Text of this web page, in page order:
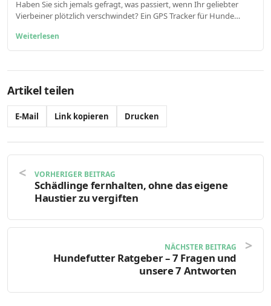
Haben Sie sich jemals gefragt, was passiert, wenn Ihr geliebter
Vierbeiner plötzlich verschwindet? Ein GPS Tracker für Hunde…
Weiterlesen
Artikel teilen
E-Mail Link kopieren Drucken
VORHERIGER BEITRAG
Schädlinge fernhalten, ohne das eigene
Haustier zu vergiften
NÄCHSTER BEITRAG
Hundefutter Ratgeber – 7 Fragen und
unsere 7 Antworten